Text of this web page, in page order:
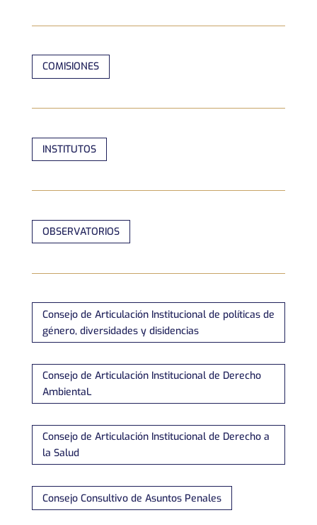
COMISIONES
INSTITUTOS
OBSERVATORIOS
Consejo de Articulación Institucional de políticas de
género, diversidades y disidencias
Consejo de Articulación Institucional de Derecho
AmbientaL
Consejo de Articulación Institucional de Derecho a
la Salud
Consejo Consultivo de Asuntos Penales